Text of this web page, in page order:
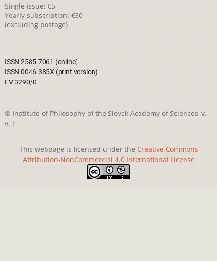
Single issue: €5
Yearly subscription: €30
(excluding postage)
ISSN 2585-7061 (online)
ISSN 0046-385X (print version)
EV 3290/0
© Institute of Philosophy of the Slovak Academy of Sciences, v.
v. i.
This webpage is licensed under the Creative Commons
Attribution-NonCommercial 4.0 International License